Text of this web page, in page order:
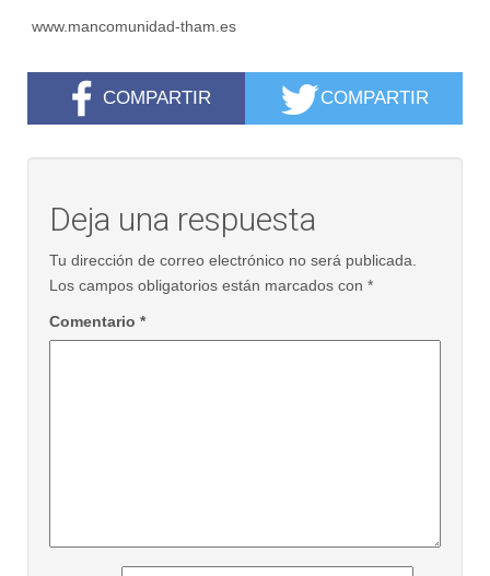
www.mancomunidad-tham.es
COMPARTIR COMPARTIR
Deja una respuesta
Tu dirección de correo electrónico no será publicada.
Los campos obligatorios están marcados con *
Comentario *